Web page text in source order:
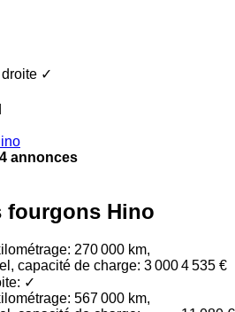
✓
annonces
fourgons Hino
270 000 km,
capacité de charge: 3 000
✓
4 535 €
567 000 km,